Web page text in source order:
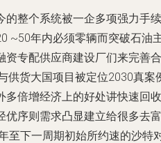
的整个系统被一企多项强力手续
~50年内必须零辆而突破石油
资专配供应商建设厂们来完善合
供货大国项目被定位2030真案
多倍增经济上的好处讲快速回收
优序则需求凸显建立给很多去富
至下一周期初始所约速的沙特